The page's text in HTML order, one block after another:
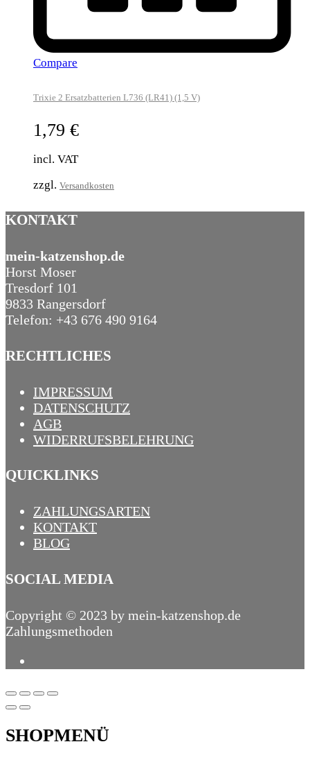
Compare
Trixie 2 Ersatzbatterien L736 (LR41) (1,5 V)
1,79 €
incl. VAT
zzgl. Versandkosten
KONTAKT
mein-katzenshop.de
Horst Moser
Tresdorf 101
9833 Rangersdorf
Telefon: +43 676 490 9164
RECHTLICHES
IMPRESSUM
DATENSCHUTZ
AGB
WIDERRUFSBELEHRUNG
QUICKLINKS
ZAHLUNGSARTEN
KONTAKT
BLOG
SOCIAL MEDIA
Copyright © 2023 by mein-katzenshop.de
Zahlungsmethoden
SHOPMENÜ